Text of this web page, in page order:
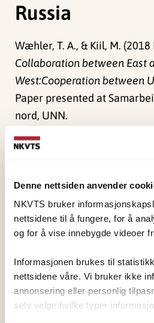
Denne nettsiden anvender
NKVTS bruker
nettsidene til å fungere, for å
og for å vise innebygde videoer
Informasjonen brukes til
nettsidene våre. Vi bruker ikke
annonsering eller personlig
selv velge hvilke typer
Russia
Wæhler, T. A., & Kiil, M.
Collaboration between East
West:Cooperation between
Paper presented at
nord, UNN.
Publisert:
NKVTS utvikler og sprer
om vold og traumatisk
til å forebygge og redusere
sosiale konsekvensene som